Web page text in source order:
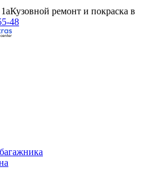
Кузовной ремонт и покраска в
48